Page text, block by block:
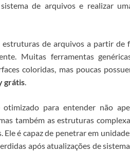
de arquivos e realizar
de arquivos a partir de
Muitas ferramentas
coloridas, mas poucas
grátis.
para entender não
também as estruturas
Ele é capaz de penetrar em
após atualizações de